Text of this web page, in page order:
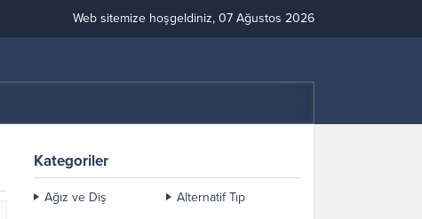
Web sitemize hoşgeldiniz, 07 Ağustos 2026
Kategoriler
Ağız ve Diş
Alternatif Tıp